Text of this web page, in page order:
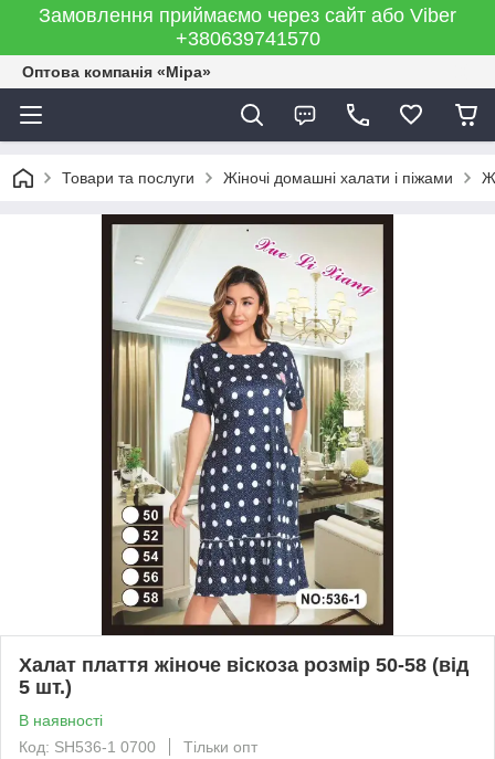
Замовлення приймаємо через сайт або Viber
+380639741570
Оптова компанія «Міра»
Товари та послуги Жіночі домашні халати і піжами
Халат плаття жіноче віскоза розмір 50-58 (від
5 шт.)
В наявності
Код: SH536-1 0700
Тільки опт